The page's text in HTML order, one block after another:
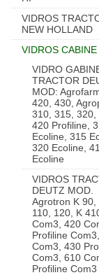
VIDROS
NEW HOLLAND
VIDROS
VIDRO
TRACTOR
MOD:
420, 430,
310, 315, 320,
420 Profiline,
Ecoline, 315
320 Ecoline,
Ecoline
VIDROS
DEUTZ MOD.
Agrotron K 90,
110, 120, K
Com3, 420
Profiline
Com3, 430
Com3, 610
Profiline Com3